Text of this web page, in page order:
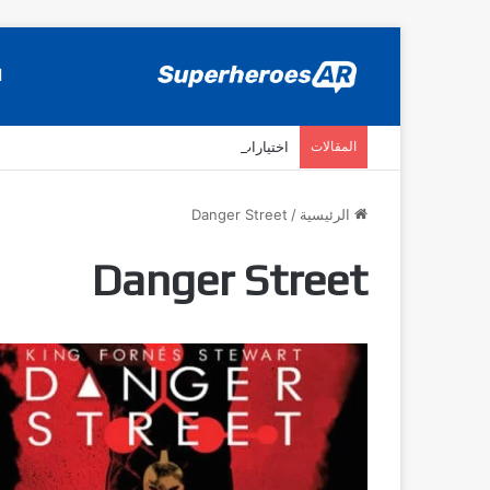
المقالات اختيارات SuperheroesAR لافضل اصدارات كومكس جديدة في سنة 2025
الرئيسية /
Danger Street
Danger Street